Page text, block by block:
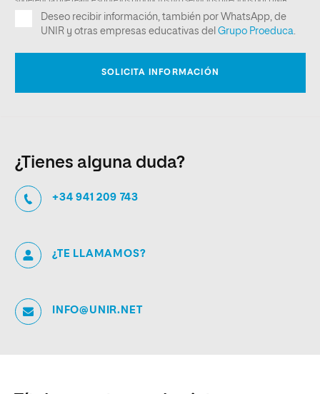
¿Tienes alguna duda?
+34 941 209 743
¿TE LLAMAMOS?
INFO@UNIR.NET